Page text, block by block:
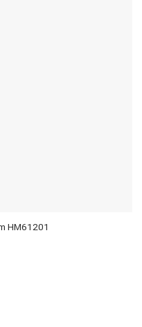
HM61201